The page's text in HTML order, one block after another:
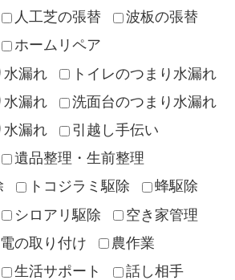
人工芝の張替
波板の張替
ホームリペア
水漏れ
トイレのつまり水漏れ
水漏れ
洗面台のつまり水漏れ
水漏れ
引越し手伝い
遺品整理・生前整理
トコジラミ駆除
蜂駆除
シロアリ駆除
空き家管理
の取り付け
農作業
生活サポート
話し相手